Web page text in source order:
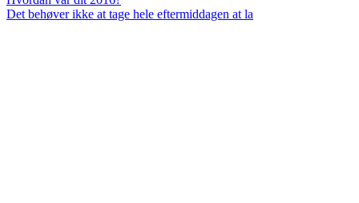
Det behøver ikke at tage hele eftermiddagen at la